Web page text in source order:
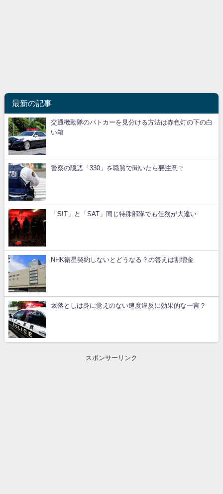
最新の記事
交通機動隊のパトカーを見分ける方法は赤色灯の下の白
い箱
警察の隠語「330」を職質で聞いたら要注意？
「SIT」と「SAT」同じ特殊部隊でも任務が大違い
NHK衛星契約しないとどうなる？の答えは割増金
坂落としは身に覚えのない速度違反に効果的な一言？
スポンサーリンク